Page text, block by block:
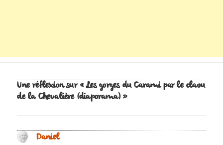
Une réflexion sur « Les gorges du Carami par le claou
de la Chevalière (diaporama) »
Danieldit :